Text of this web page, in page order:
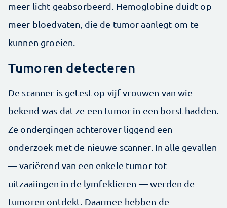
meer licht geabsorbeerd. Hemoglobine duidt op
meer bloedvaten, die de tumor aanlegt om te
kunnen groeien.
Tumoren detecteren
De scanner is getest op vijf vrouwen van wie
bekend was dat ze een tumor in een borst hadden.
Ze ondergingen achterover liggend een
onderzoek met de nieuwe scanner. In alle gevallen
— variërend van een enkele tumor tot
uitzaaiingen in de lymfeklieren — werden de
tumoren ontdekt. Daarmee hebben de